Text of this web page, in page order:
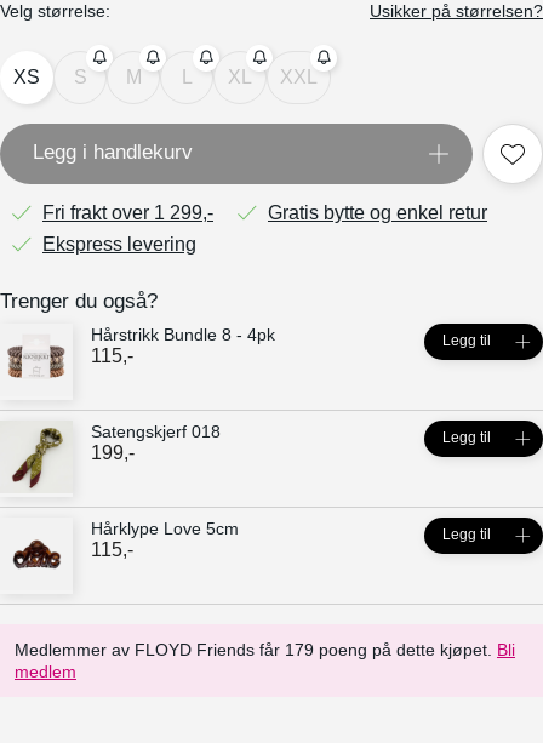
Velg størrelse: Usikker på størrelsen?
XS S M XL XXL
Legg i handlekurv
Fri frakt over 1 299,-
Gratis bytte og enkel retur
Ekspress levering
Medlemmer av FLOYD Friends får 179 poeng på dette kjøpet. Bli
medlem
Trenger du også?
Hårstrikk Bundle 8 - 4pk
115,-
Legg til
Satengskjerf 018
199,-
Legg til
Hårklype Love 5cm
115,-
Legg til